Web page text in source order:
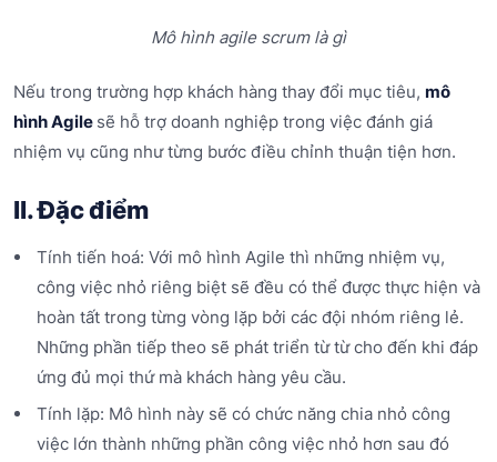
Mô hình agile scrum là gì
Nếu trong trường hợp khách hàng thay đổi mục tiêu, mô
hình Agile sẽ hỗ trợ doanh nghiệp trong việc đánh giá
nhiệm vụ cũng như từng bước điều chỉnh thuận tiện hơn.
II. Đặc điểm
Tính tiến hoá: Với mô hình Agile thì những nhiệm vụ,
công việc nhỏ riêng biệt sẽ đều có thể được thực hiện và
hoàn tất trong từng vòng lặp bởi các đội nhóm riêng lẻ.
Những phần tiếp theo sẽ phát triển từ từ cho đến khi đáp
ứng đủ mọi thứ mà khách hàng yêu cầu.
Tính lặp: Mô hình này sẽ có chức năng chia nhỏ công
việc lớn thành những phần công việc nhỏ hơn sau đó